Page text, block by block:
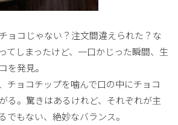
ョコじゃない？注文間違えられた？な
てしまったけど、一口かじった瞬間、生
を発見。
チョコチップを噛んで口の中にチョコ
る。驚きはあるけれど、それぞれが主
でもない、絶妙なバランス。